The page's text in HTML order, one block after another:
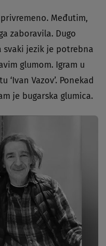
Međutim,
zaboravila. Dugo
svaki jezik je potrebna
glumom. Igram u
Vazov’. Ponekad
je bugarska glumica.